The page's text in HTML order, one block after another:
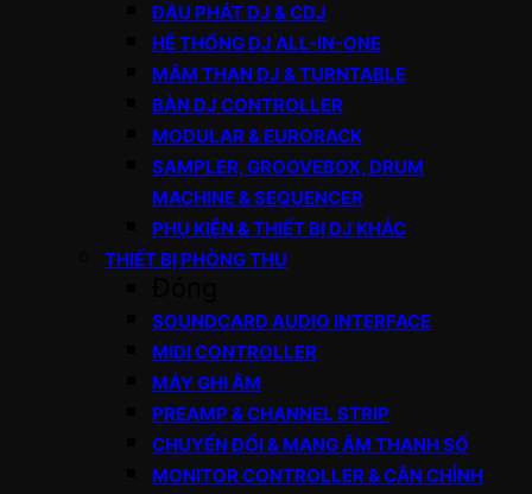
ĐẦU PHÁT DJ & CDJ
HỆ THỐNG DJ ALL-IN-ONE
MÂM THAN DJ & TURNTABLE
BÀN DJ CONTROLLER
MODULAR & EURORACK
SAMPLER, GROOVEBOX, DRUM
MACHINE & SEQUENCER
PHỤ KIỆN & THIẾT BỊ DJ KHÁC
THIẾT BỊ PHÒNG THU
SOUNDCARD AUDIO INTERFACE
MIDI CONTROLLER
MÁY GHI ÂM
PREAMP & CHANNEL STRIP
CHUYỂN ĐỔI & MẠNG ÂM THANH SỐ
MONITOR CONTROLLER & CÂN CHỈNH